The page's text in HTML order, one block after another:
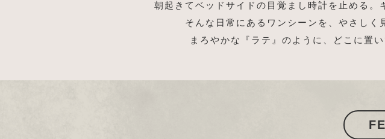
朝起きてベッドサイドの目覚まし時計を止める。
そんな日常にあるワンシーンを、やさしく
まろやかな『ラテ』のように、どこに置